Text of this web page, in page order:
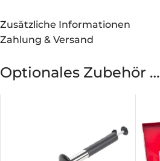
Zusätzliche Informationen
Zahlung & Versand
Optionales Zubehör …